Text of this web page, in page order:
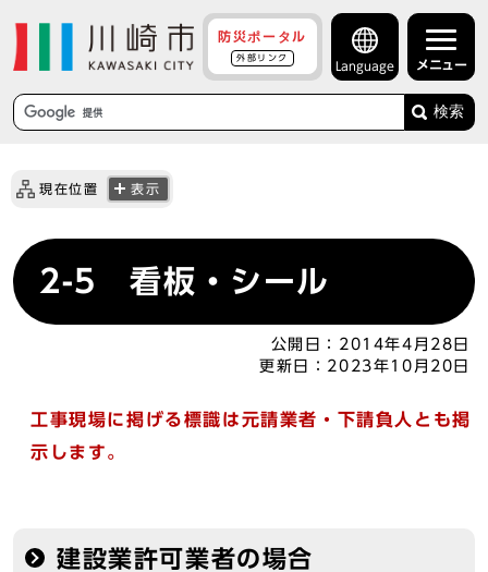
防災ポータル
外部リンク
Language メニュー
検索
現在位置 表示
2-5 看板・シール
公開日： 2014年4月28日
更新日： 2023年10月20日
工事現場に掲げる標識は元請業者・下請負人とも掲
示します。
建設業許可業者の場合